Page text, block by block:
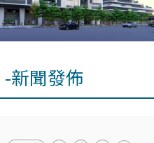
-新聞發佈